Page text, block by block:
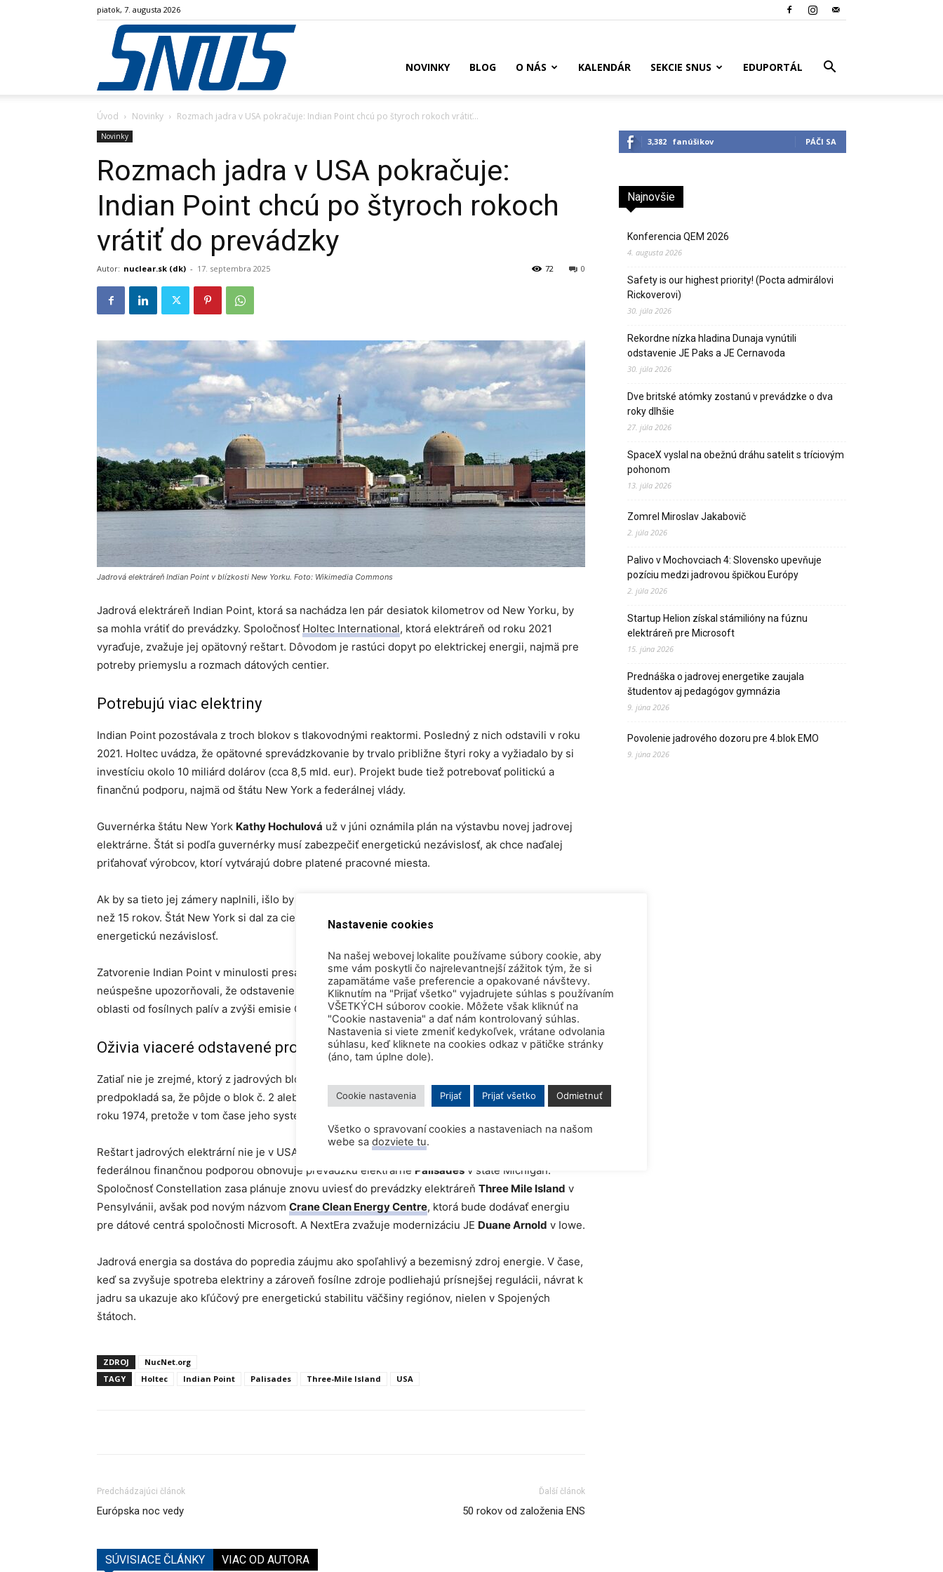
piatok, 7. augusta 2026
NOVINKY BLOG O NÁS KALENDÁR SEKCIE SNUS EDUPORTÁL
Úvod Novinky Rozmach jadra v USA pokračuje: Indian Point chcú po štyroch rokoch vrátiť...
Novinky
Rozmach jadra v USA pokračuje:
Indian Point chcú po štyroch rokoch
vrátiť do prevádzky
Autor: nuclear.sk (dk) - 17. septembra 2025 0
72
Jadrová elektráreň Indian Point v blízkosti New Yorku. Foto: Wikimedia Commons
Jadrová elektráreň Indian Point, ktorá sa nachádza len pár desiatok kilometrov od New Yorku, by
sa mohla vrátiť do prevádzky. Spoločnosť Holtec International, ktorá elektráreň od roku 2021
vyraďuje, zvažuje jej opätovný reštart. Dôvodom je rastúci dopyt po elektrickej energii, najmä pre
potreby priemyslu a rozmach dátových centier.
Potrebujú viac elektriny
Indian Point pozostávala z troch blokov s tlakovodnými reaktormi. Posledný z nich odstavili v roku
2021. Holtec uvádza, že opätovné sprevádzkovanie by trvalo približne štyri roky a vyžiadalo by si
investíciu okolo 10 miliárd dolárov (cca 8,5 mld. eur). Projekt bude tiež potrebovať politickú a
finančnú podporu, najmä od štátu New York a federálnej vlády.
Guvernérka štátu New York Kathy Hochulová už v júni oznámila plán na výstavbu novej jadrovej
elektrárne. Štát si podľa guvernérky musí zabezpečiť energetickú nezávislosť, ak chce naďalej
priťahovať výrobcov, ktorí vytvárajú dobre platené pracovné miesta.
Ak by sa tieto jej zámery naplnili, išlo by o prvú veľkú komerčnú jadrovú elektráreň v USA za viac
než 15 rokov. Štát New York si dal za cieľ zvýšiť kapacitu o minimálne 1 000 MW a posilniť svoju
energetickú nezávislosť.
Zatvorenie Indian Point v minulosti presadil bývalý guvernér Andrew Cuomo. V tom čase ho kritici
neúspešne upozorňovali, že odstavenie zabehnutej jadrovej elektrárne zvýši závislosť celej
oblasti od fosílnych palív a zvýši emisie CO₂.
Oživia viaceré odstavené projekty
Zatiaľ nie je zrejmé, ktorý z jadrových blokov elektrárne by mohli vrátiť do prevádzky, ale
predpokladá sa, že pôjde o blok č. 2 alebo 3, pretože boli modernejšie. Prvý blok odstavili už v
roku 1974, pretože v tom čase jeho systém núdzového chladenia nespĺňal požiadavky regulátorov.
Reštart jadrových elektrární nie je v USA nijako výnimočný. Holtec už teraz s významnou štátnou a
federálnou finančnou podporou obnovuje prevádzku elektrárne Palisades v štáte Michigan.
Spoločnosť Constellation zasa plánuje znovu uviesť do prevádzky elektráreň Three Mile Island v
Pensylvánii, avšak pod novým názvom Crane Clean Energy Centre, ktorá bude dodávať energiu
pre dátové centrá spoločnosti Microsoft. A NextEra zvažuje modernizáciu JE Duane Arnold v Iowe.
Jadrová energia sa dostáva do popredia záujmu ako spoľahlivý a bezemisný zdroj energie. V čase,
keď sa zvyšuje spotreba elektriny a zároveň fosílne zdroje podliehajú prísnejšej regulácii, návrat k
jadru sa ukazuje ako kľúčový pre energetickú stabilitu väčšiny regiónov, nielen v Spojených
štátoch.
ZDROJ
NucNet.org
TAGY
Holtec Indian Point Palisades Three-Mile Island USA
Predchádzajúci článok
Európska noc vedy
Ďalší článok
50 rokov od založenia ENS
SÚVISIACE ČLÁNKY VIAC OD AUTORA
3,382 fanúšikov PÁČI SA
Najnovšie
Konferencia QEM 2026
4. augusta 2026
Safety is our highest priority! (Pocta admirálovi
Rickoverovi)
30. júla 2026
Rekordne nízka hladina Dunaja vynútili
odstavenie JE Paks a JE Cernavoda
30. júla 2026
Dve britské atómky zostanú v prevádzke o dva
roky dlhšie
27. júla 2026
SpaceX vyslal na obežnú dráhu satelit s tríciovým
pohonom
13. júla 2026
Zomrel Miroslav Jakabovič
2. júla 2026
Palivo v Mochovciach 4: Slovensko upevňuje
pozíciu medzi jadrovou špičkou Európy
2. júla 2026
Startup Helion získal stámilióny na fúznu
elektráreň pre Microsoft
15. júna 2026
Prednáška o jadrovej energetike zaujala
študentov aj pedagógov gymnázia
9. júna 2026
Povolenie jadrového dozoru pre 4.blok EMO
9. júna 2026
Nastavenie cookies
Na našej webovej lokalite používame súbory cookie, aby
sme vám poskytli čo najrelevantnejší zážitok tým, že si
zapamätáme vaše preferencie a opakované návštevy.
Kliknutím na "Prijať všetko" vyjadrujete súhlas s používaním
VŠETKÝCH súborov cookie. Môžete však kliknúť na
"Cookie nastavenia" a dať nám kontrolovaný súhlas.
Nastavenia si viete zmeniť kedykoľvek, vrátane odvolania
súhlasu, keď kliknete na cookies odkaz v pätičke stránky
(áno, tam úplne dole).
Cookie nastavenia Prijať Prijať všetko Odmietnuť
Všetko o spravovaní cookies a nastaveniach na našom
webe sa dozviete tu.